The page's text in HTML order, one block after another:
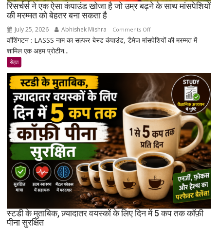
रिसर्चर्स ने एक ऐसा कंपाउंड खोजा है जो उम्र बढ़ने के साथ मांसपेशियों
की मरम्मत को बेहतर बना सकता है
July 25, 2026 Abhishek Mishra Comments Offon
रिसर्चर्स
कंपाउंड
खोजा
है
जो
बढ़ने
के
साथ
मांसपेशियों
की
मरम्मत
को
बेहतर
वॉशिंगटन : LASSS नाम का सल्फर-बेस्ड कंपाउंड, डैमेज मांसपेशियों की मरम्मत में
शामिल एक अहम प्रोटीन...
सेहत
स्टडी के मुताबिक, ज़्यादातर वयस्कों के लिए दिन में 5 कप तक कॉफ़ी
पीना सुरक्षित